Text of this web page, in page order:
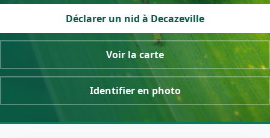
Déclarer un nid à Decazeville
Voir la carte
Identifier en photo